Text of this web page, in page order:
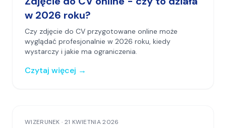
w 2026 roku?
Czy zdjęcie do CV przygotowane online może
wyglądać profesjonalnie w 2026 roku, kiedy
wystarczy i jakie ma ograniczenia.
Czytaj więcej →
WIZERUNEK · 21 KWIETNIA 2026